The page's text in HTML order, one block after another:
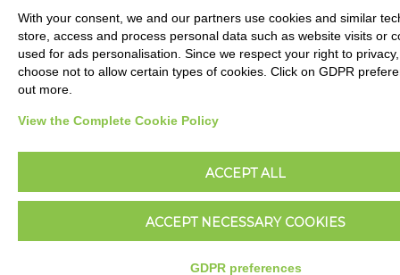
With your consent, we and our partners use cookies and similar
store, access and process personal data such as website visits or
used for ads personalisation. Since we respect your right to
choose not to allow certain types of cookies. Click on GDPR
out more.
View the Complete Cookie Policy
ACCEPT ALL
ACCEPT NECESSARY COOKIES
GDPR preferences